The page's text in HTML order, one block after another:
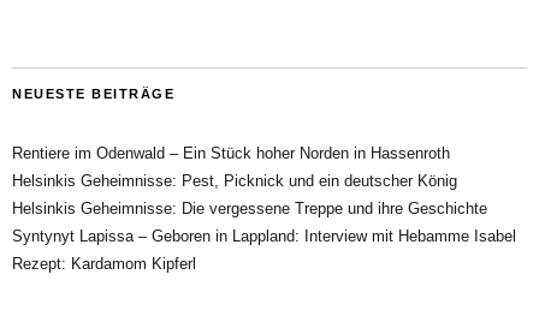
NEUESTE BEITRÄGE
Rentiere im Odenwald – Ein Stück hoher Norden in Hassenroth
Helsinkis Geheimnisse: Pest, Picknick und ein deutscher König
Helsinkis Geheimnisse: Die vergessene Treppe und ihre Geschichte
Syntynyt Lapissa – Geboren in Lappland: Interview mit Hebamme Isabel
Rezept: Kardamom Kipferl